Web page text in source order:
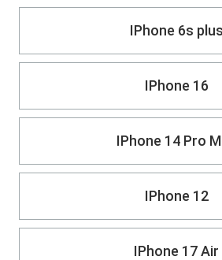
IPhone 6s plus
IPhone 16
IPhone 14 Pro
IPhone 12
IPhone 17 Air